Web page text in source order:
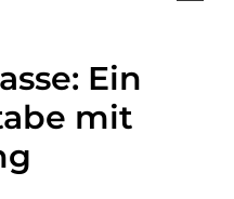
Ein
mit